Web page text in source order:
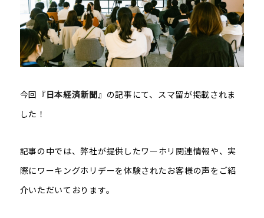
今回『日本経済新聞』の記事にて、スマ留が掲載されま
した！
記事の中では、弊社が提供したワーホリ関連情報や、実
際にワーキングホリデーを体験されたお客様の声をご紹
介いただいております。